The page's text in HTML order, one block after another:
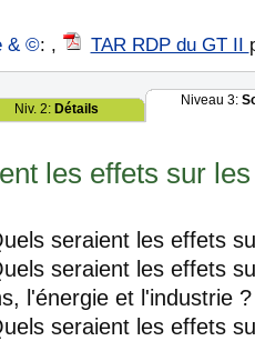
& ©: , TAR RDP du GT II
Niv. 2: Détails
Niveau 3:
les effets sur
seraient les effets
seraient les effets
l'énergie et l'industrie ?
seraient les effets